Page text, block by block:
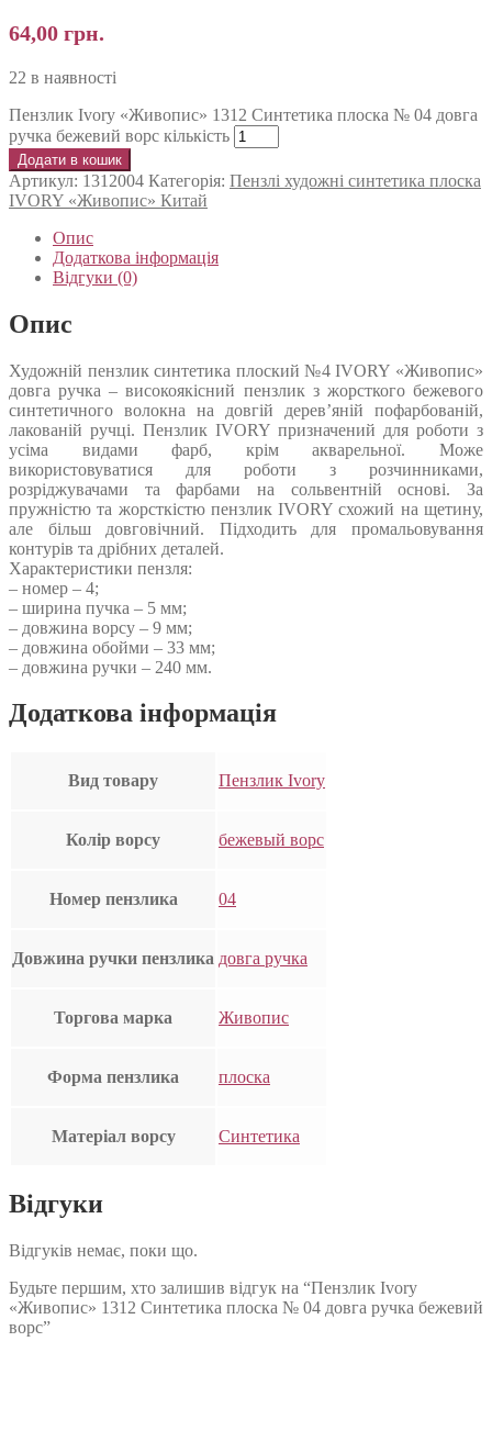
64,00 грн.
22 в наявності
Пензлик Ivory «Живопис» 1312 Синтетика плоска № 04 довга
ручка бежевий ворс кількість
Додати в кошик
Артикул: 1312004 Категорія: Пензлі художні синтетика плоска
IVORY «Живопис» Китай
Опис
Додаткова інформація
Відгуки (0)
Опис
Художній пензлик синтетика плоский №4 IVORY «Живопис»
довга ручка – високоякісний пензлик з жорсткого бежевого
синтетичного волокна на довгій дерев’яній пофарбованій,
лакованій ручці. Пензлик IVORY призначений для роботи з
усіма видами фарб, крім акварельної. Може
використовуватися для роботи з розчинниками,
розріджувачами та фарбами на сольвентній основі. За
пружністю та жорсткістю пензлик IVORY схожий на щетину,
але більш довговічний. Підходить для промальовування
контурів та дрібних деталей.
Характеристики пензля:
– номер – 4;
– ширина пучка – 5 мм;
– довжина ворсу – 9 мм;
– довжина обойми – 33 мм;
– довжина ручки – 240 мм.
Додаткова інформація
Вид товару Пензлик Ivory
Колір ворсу бежевый ворс
Номер пензлика 04
Довжина ручки пензлика довга ручка
Торгова марка Живопис
Форма пензлика плоска
Матеріал ворсу Синтетика
Відгуки
Відгуків немає, поки що.
Будьте першим, хто залишив відгук на “Пензлик Ivory
«Живопис» 1312 Синтетика плоска № 04 довга ручка бежевий
ворс”